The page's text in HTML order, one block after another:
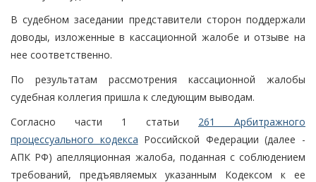
В судебном заседании представители сторон поддержали
доводы, изложенные в кассационной жалобе и отзыве на
нее соответственно.
По результатам рассмотрения кассационной жалобы
судебная коллегия пришла к следующим выводам.
Согласно части 1 статьи 261 Арбитражного
процессуального кодекса Российской Федерации (далее -
АПК РФ) апелляционная жалоба, поданная с соблюдением
требований, предъявляемых указанным Кодексом к ее